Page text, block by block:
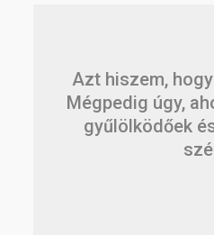
Azt hiszem,
Mégpedig úgy,
gyűlölködőek